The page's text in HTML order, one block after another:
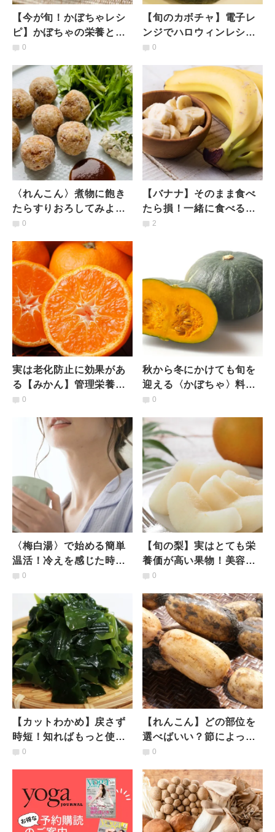
【今が旬！かぼちゃレシ
ピ】かぼちゃの栄養と、
アーユルヴェーダの視点
0
【旬のカボチャ】電子レ
ンジでハロウィンレシ
ピ！坊ちゃんカボチャの
0
〈れんこん〉煮物に飽き
たらすりおろしてみよ
う。モチモチ食感！栄養
こんボール
0
【バナナ】そのまま食べ
たら損！一緒に食べると
肌が若返るちょい足し食
2
実は老化防止に効果があ
る【みかん】管理栄養士
が教える！新鮮で美味し
0
秋から冬にかけても旬を
迎える〈かぼちゃ〉料理
によって皮の剥き方に違
る下処理
0
〈梅白湯〉で始める簡単
温活！冷えを感じた時や
疲れた時にぜひ飲んでほ
作り方
0
【旬の梨】実はとても栄
養価が高い果物！美容の
ために食べたい梨の魅力
方」
0
【カットわかめ】戻さず
時短！知ればもっと使い
たくなる意外な活用術
0
【れんこん】どの部位を
選べばいい？節によって
食感が違う！「部位別の
士が解説
0